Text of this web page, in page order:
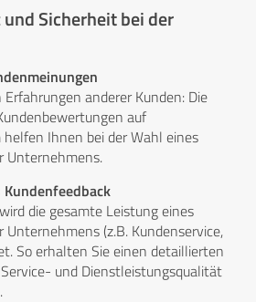
Sicherheit bei der
anderer Kunden: Die
auf
helfen Ihnen bei der Wahl eines
Unternehmens.
die gesamte Leistung eines
Unternehmens (z.B. Kundenservice,
So erhalten Sie einen detaillierten
und Dienstleistungsqualität